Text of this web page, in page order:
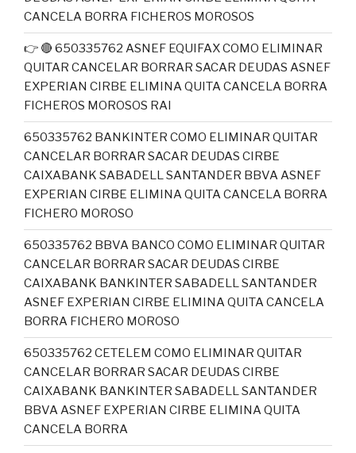
CANCELA BORRA FICHEROS MOROSOS
👉 🔴 650335762 ASNEF EQUIFAX COMO ELIMINAR
QUITAR CANCELAR BORRAR SACAR DEUDAS ASNEF
EXPERIAN CIRBE ELIMINA QUITA CANCELA BORRA
FICHEROS MOROSOS RAI
650335762 BANKINTER COMO ELIMINAR QUITAR
CANCELAR BORRAR SACAR DEUDAS CIRBE
CAIXABANK SABADELL SANTANDER BBVA ASNEF
EXPERIAN CIRBE ELIMINA QUITA CANCELA BORRA
FICHERO MOROSO
650335762 BBVA BANCO COMO ELIMINAR QUITAR
CANCELAR BORRAR SACAR DEUDAS CIRBE
CAIXABANK BANKINTER SABADELL SANTANDER
ASNEF EXPERIAN CIRBE ELIMINA QUITA CANCELA
BORRA FICHERO MOROSO
650335762 CETELEM COMO ELIMINAR QUITAR
CANCELAR BORRAR SACAR DEUDAS CIRBE
CAIXABANK BANKINTER SABADELL SANTANDER
BBVA ASNEF EXPERIAN CIRBE ELIMINA QUITA
CANCELA BORRA